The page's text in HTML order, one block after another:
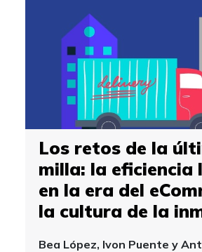
Los retos de la
milla: la eficiencia
en la era del
la cultura de la
Bea López, Ivon Puente y